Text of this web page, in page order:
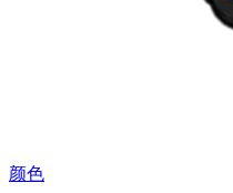
颜色